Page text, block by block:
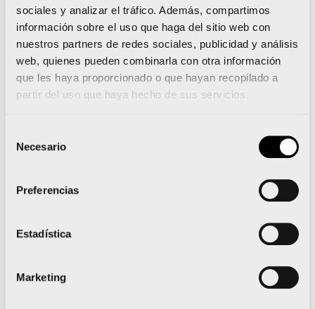
sociales y analizar el tráfico. Además, compartimos
información sobre el uso que haga del sitio web con
nuestros partners de redes sociales, publicidad y análisis
web, quienes pueden combinarla con otra información
que les haya proporcionado o que hayan recopilado a
partir del uso que haya hecho de sus servicios.
Necesario
Preferencias
Estadística
Marketing
6.210 corredores por prueba.
[vcr_custom_gallery source=»media:
9211,9210,9209″ limit=»35″ link=»lightbox»
width=»170″ height=»120″ title=»never»]
Las Fallas renuevan su alianza con el Maratón y
Corredores y mascotas suman 900 participantes en